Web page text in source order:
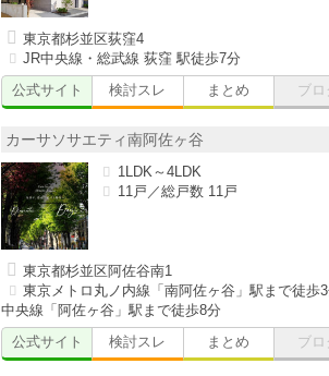
東京都杉並区荻窪4
JR中央線・総武線 荻窪 駅徒歩7分
公式サイト
検討スレ まとめ ブロ
カーサソサエティ南阿佐ヶ谷
1LDK～4LDK
11戸／総戸数 11戸
東京都杉並区阿佐谷南1
東京メトロ丸ノ内線「南阿佐ヶ谷」駅まで徒歩
中央線「阿佐ヶ谷」駅まで徒歩8分
公式サイト
検討スレ まとめ ブロ